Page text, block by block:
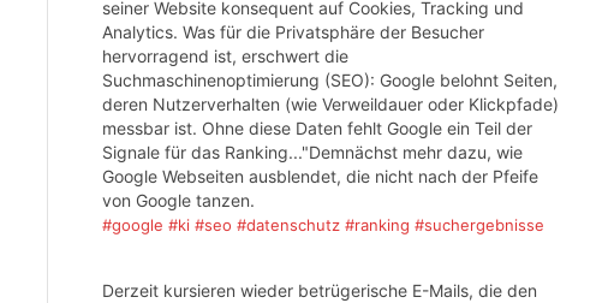
seiner Website konsequent auf Cookies, Tracking und
Analytics. Was für die Privatsphäre der Besucher
hervorragend ist, erschwert die
Suchmaschinenoptimierung (SEO): Google belohnt Seiten,
deren Nutzerverhalten (wie Verweildauer oder Klickpfade)
messbar ist. Ohne diese Daten fehlt Google ein Teil der
Signale für das Ranking..."Demnächst mehr dazu, wie
Google Webseiten ausblendet, die nicht nach der Pfeife
von Google tanzen.
#google #ki #seo #datenschutz #ranking #suchergebnisse
Derzeit kursieren wieder betrügerische E-Mails, die den